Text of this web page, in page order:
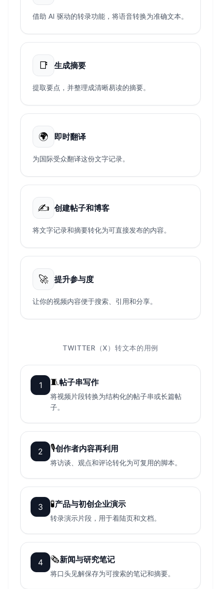
借助 AI 驱动的转录功能，将语音转换为准确文本。
📑 生成摘要
提取要点，并整理成清晰易读的摘要。
🌍 即时翻译
为国际受众翻译这份文字记录。
✍️ 创建帖子和博客
将文字记录和摘要转化为可直接发布的内容。
🚀 提升参与度
让你的视频内容便于搜索、引用和分享。
TWITTER（X）转文本的用例
1 🧵帖子串写作
将视频片段转换为结构化的帖子串或长篇帖
子。
2 🎙️创作者内容再利用
将访谈、观点和评论转化为可复用的脚本。
3 🧪产品与初创企业演示
转录演示片段，用于着陆页和文档。
4 🗞️新闻与研究笔记
将口头见解保存为可搜索的笔记和摘要。